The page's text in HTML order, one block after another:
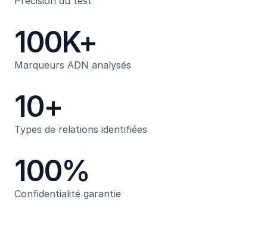
Marqueurs ADN analysés
100K+
Types de relations identifiées
10+
Confidentialité garantie
100%